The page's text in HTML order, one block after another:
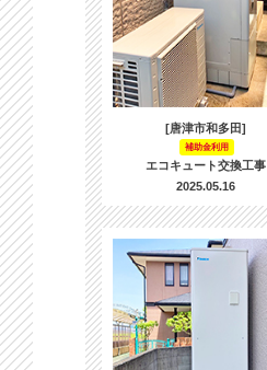
[唐津市和多田]
補助金利用
エコキュート交換工事
2025.05.16